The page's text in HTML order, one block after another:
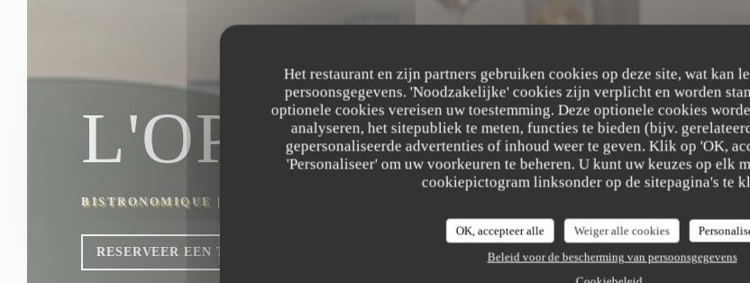
Het restaurant en zijn partners gebruiken cookies op deze site, wat kan
persoonsgegevens. 'Noodzakelijke' cookies zijn verplicht en worden
optionele cookies vereisen uw toestemming. Deze optionele cookies
analyseren, het sitepubliek te meten, functies te bieden (bijv.
gepersonaliseerde advertenties of inhoud weer te geven. Klik op 'OK,
'Personaliseer' om uw voorkeuren te beheren. U kunt uw keuzes op elk
cookiepictogram linksonder op de sitepagina's te
OK, accepteer alle Weiger alle cookies
Beleid voor de bescherming van persoonsgegevens
L'OPALE
BISTRONOMIQUE |
RESERVEER EEN TAFEL